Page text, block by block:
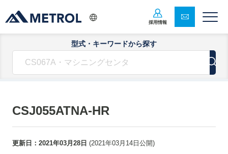
採用情報
型式・キーワードから探す
CSJ055ATNA-HR
更新日： 2021年03月28日 (2021年03月14日 公開)